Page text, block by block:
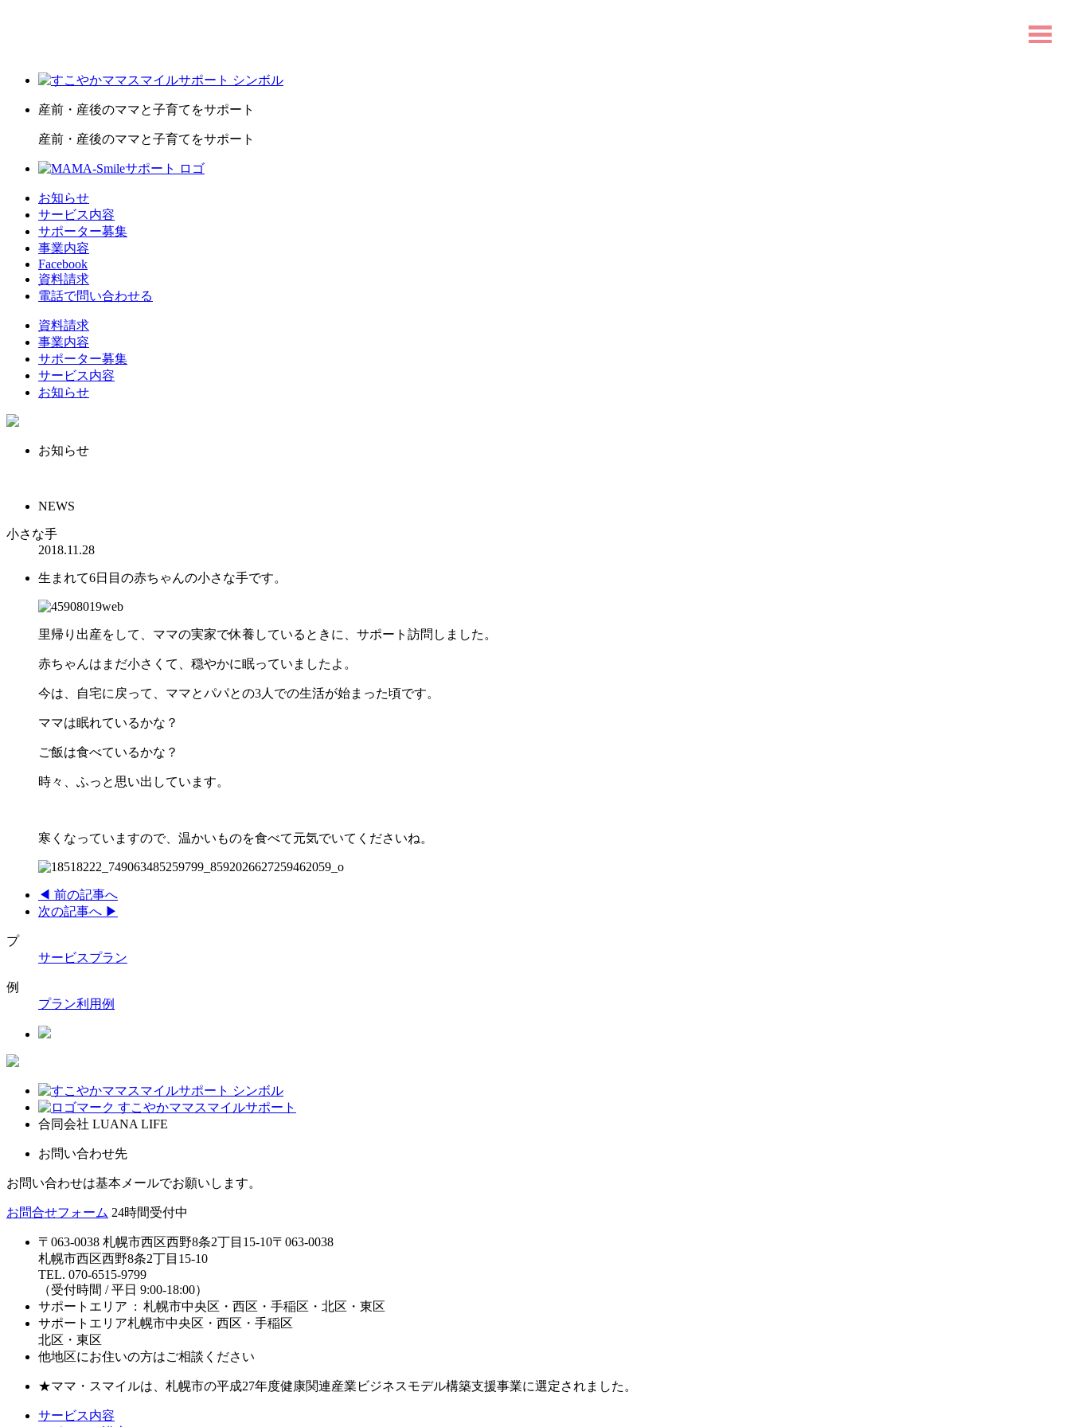
産前・産後のママと子育てをサポート
産前・産後のママと子育てをサポート
お知らせ
サービス内容
サポーター募集
事業内容
Facebook
資料請求
電話で問い合わせる
資料請求
事業内容
サポーター募集
サービス内容
お知らせ
お知らせ
NEWS
小さな手
2018.11.28
生まれて6日目の赤ちゃんの小さな手です。
里帰り出産をして、ママの実家で休養しているときに、サポート訪問しました。
赤ちゃんはまだ小さくて、穏やかに眠っていましたよ。
今は、自宅に戻って、ママとパパとの3人での生活が始まった頃です。
ママは眠れているかな？
ご飯は食べているかな？
時々、ふっと思い出しています。
寒くなっていますので、温かいものを食べて元気でいてくださいね。
◀︎ 前の記事へ
次の記事へ ▶︎
プ
サービスプラン
例
プラン利用例
合同会社 LUANA LIFE
お問い合わせ先
お問い合わせは基本メールでお願いします。
お問合せフォーム 24時間受付中
〒063-0038 札幌市西区西野8条2丁目15-10〒063-0038
札幌市西区西野8条2丁目15-10
TEL. 070-6515-9799
（受付時間 / 平日 9:00-18:00）
サポートエリア : 札幌市中央区・西区・手稲区・北区・東区
サポートエリア札幌市中央区・西区・手稲区
北区・東区
他地区にお住いの方はご相談ください
★ママ・スマイルは、札幌市の平成27年度健康関連産業ビジネスモデル構築支援事業に選定されました。
サービス内容